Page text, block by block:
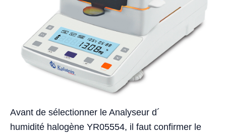
Avant de sélectionner le Analyseur d´
humidité halogène YR05554, il faut confirmer le